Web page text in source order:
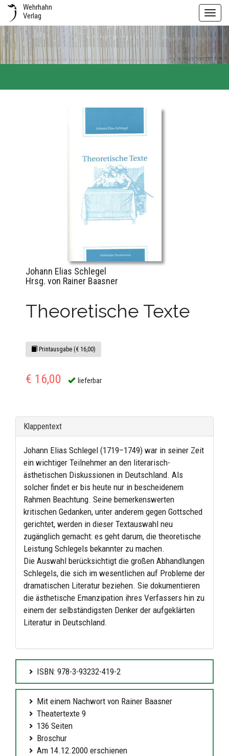
Wehrhahn
Verlag
Johann Elias Schlegel
Hrsg. von Rainer Baasner
Theoretische Texte
Printausgabe (€ 16,00)
€ 16,00 lieferbar
Klappentext
Johann Elias Schlegel (1719–1749) war in seiner Zeit
ein wichtiger Teilnehmer an den literarisch-
ästhetischen Diskussionen in Deutschland. Als
solcher findet er bis heute nur in bescheidenem
Rahmen Beachtung. Seine bemerkenswerten
kritischen Gedanken, unter anderem gegen Gottsched
gerichtet, werden in dieser Textauswahl neu
zugänglich gemacht: es geht darum, die theoretische
Leistung Schlegels bekannter zu machen.
Die Auswahl berücksichtigt die großen Abhandlungen
Schlegels, die sich im wesentlichen auf Probleme der
dramatischen Literatur beziehen. Sie dokumentieren
die ästhetische Emanzipation ihres Verfassers hin zu
einem der selbständigsten Denker der aufgeklärten
Literatur in Deutschland.
ISBN: 978-3-93232-419-2
Mit einem Nachwort von Rainer Baasner
Theatertexte 9
136 Seiten
Broschur
Am 14.12.2000 erschienen